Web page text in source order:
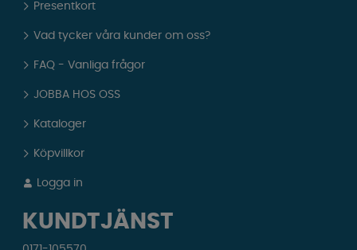
Presentkort
Vad tycker våra kunder om oss?
FAQ - Vanliga frågor
JOBBA HOS OSS
Kataloger
Köpvillkor
Logga in
KUNDTJÄNST